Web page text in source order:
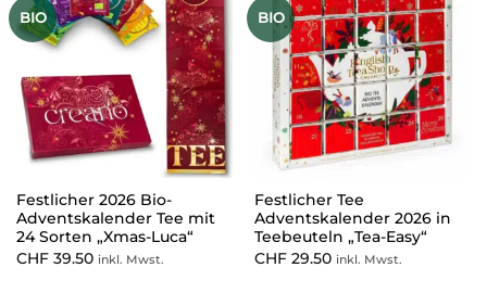
BIO
Festlicher 2026 Bio-
Adventskalender Tee mit
24 Sorten „Xmas-Luca“
CHF39.50 inkl. Mwst.
BIO
Festlicher Tee
Adventskalender 2026 in
Teebeuteln „Tea-Easy“
CHF29.50 inkl. Mwst.